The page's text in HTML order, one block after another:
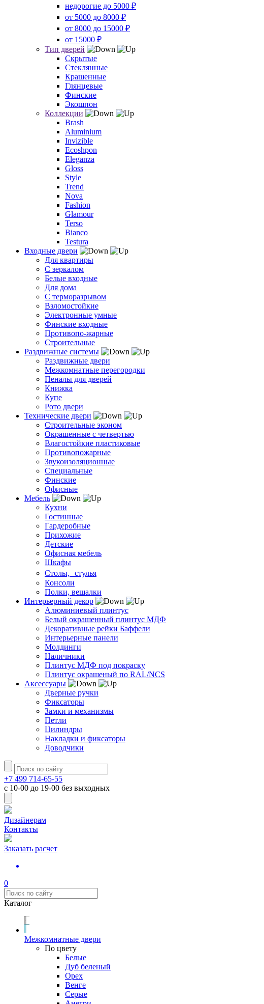
недорогие до 5000 ₽
от 5000 до 8000 ₽
от 8000 до 15000 ₽
от 15000 ₽
Тип дверей
Скрытые
Стеклянные
Крашенные
Глянцевые
Финские
Экошпон
Коллекции
Brash
Aluminium
Invizible
Ecoshpon
Eleganza
Gloss
Style
Trend
Nova
Fashion
Glamour
Terso
Bianco
Testura
Входные двери
Для квартиры
С зеркалом
Белые входные
Для дома
С терморазрывом
Взломостойкие
Электронные умные
Финские входные
Противопо-жарные
Строительные
Раздвижные системы
Раздвижные двери
Межкомнатные перегородки
Пеналы для дверей
Книжка
Купе
Рото двери
Технические двери
Строительные эконом
Окрашенные с четвертью
Влагостойкие пластиковые
Противопожарные
Звукоизоляционные
Специальные
Финские
Офисные
Мебель
Кухни
Гостинные
Гардеробные
Прихожие
Детские
Офисная мебель
Шкафы
Столы, стулья
Консоли
Полки, вешалки
Интерьерный декор
Алюминиевый плинтус
Белый окрашенный плинтус МДФ
Декоративные рейки Баффели
Интерьерные панели
Молдинги
Наличники
Плинтус МДФ под покраску
Плинтус окрашеный по RAL/NCS
Аксессуары
Дверные ручки
Фиксаторы
Замки и механизмы
Петли
Цилиндры
Накладки и фиксаторы
Доводчики
+7 499 714-65-55
с 10-00 до 19-00 без выходных
Дизайнерам
Контакты
Заказать расчет
0
Каталог
Межкомнатные двери
По цвету
Белые
Дуб беленый
Орех
Венге
Серые